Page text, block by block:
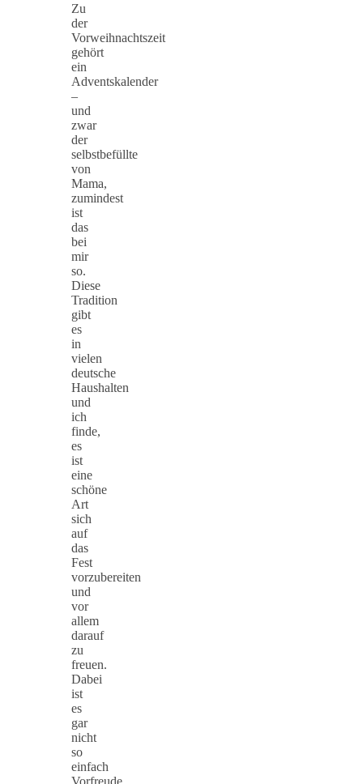
Zu
der
Vorweihnachtszeit
gehört
ein
Adventskalender
–
und
zwar
der
selbstbefüllte
von
Mama,
zumindest
ist
das
bei
mir
so.
Diese
Tradition
gibt
es
in
vielen
deutsche
Haushalten
und
ich
finde,
es
ist
eine
schöne
Art
sich
auf
das
Fest
vorzubereiten
und
vor
allem
darauf
zu
freuen.
Dabei
ist
es
gar
nicht
so
einfach
Vorfreude